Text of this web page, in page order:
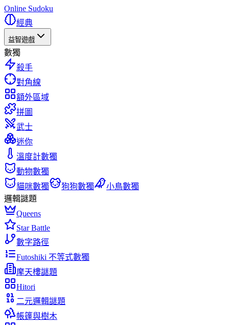
Online Sudoku
經典
益智遊戲
數獨
殺手
對角線
額外區域
拼圖
武士
迷你
溫度計數獨
動物數獨
貓咪數獨
狗狗數獨
小鳥數獨
邏輯謎題
Queens
Star Battle
數字路徑
Futoshiki 不等式數獨
摩天樓謎題
Hitori
二元邏輯謎題
帳篷與樹木